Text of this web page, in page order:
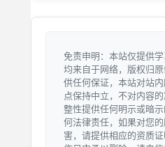
免责申明：本站仅提供
均来自于网络，版权归
供任何保证，本站对站
点保持中立，不对内容
整性提供任何明示或暗
何法律责任，如果对您
害，请提供相应的资质